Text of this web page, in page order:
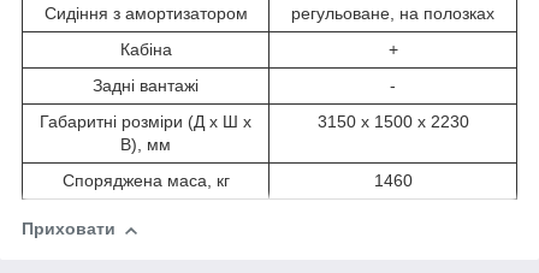
Сидіння з амортизатором
регульоване, на полозках
Кабіна
+
Задні вантажі
-
Габаритні розміри (Д х Ш х
В), мм
3150 х 1500 х 2230
Споряджена маса, кг 1460
Приховати